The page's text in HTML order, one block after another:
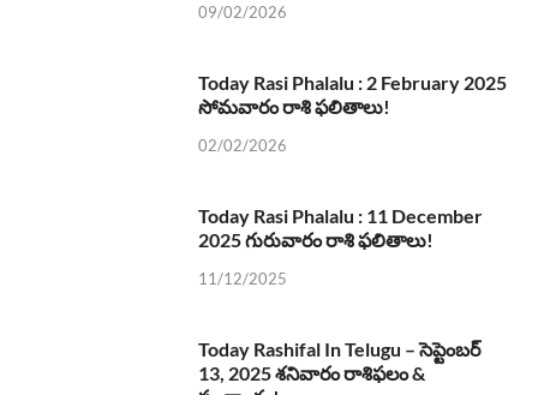
09/02/2026
Today Rasi Phalalu : 2 February 2025
సోమవారం రాశి ఫలితాలు!
02/02/2026
Today Rasi Phalalu : 11 December
2025 గురువారం రాశి ఫలితాలు!
11/12/2025
Today Rashifal In Telugu – సెప్టెంబర్
13, 2025 శనివారం రాశిఫలం &